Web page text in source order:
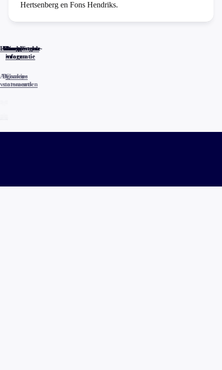
Hertsenberg en Fons Hendriks.
Home
Actueel
Uitzendingen
Reacties
Programma-
informatie
Veelgestelde
vragen
Algemene
voorwaarden
Privacy
statements
Cookies